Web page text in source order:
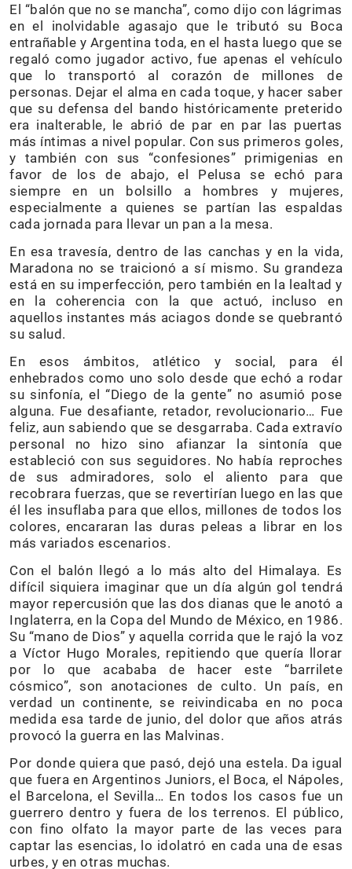
El “balón que no se mancha”, como dijo con lágrimas
en el inolvidable agasajo que le tributó su Boca
entrañable y Argentina toda, en el hasta luego que se
regaló como jugador activo, fue apenas el vehículo
que lo transportó al corazón de millones de
personas. Dejar el alma en cada toque, y hacer saber
que su defensa del bando históricamente preterido
era inalterable, le abrió de par en par las puertas
más íntimas a nivel popular. Con sus primeros goles,
y también con sus “confesiones” primigenias en
favor de los de abajo, el Pelusa se echó para
siempre en un bolsillo a hombres y mujeres,
especialmente a quienes se partían las espaldas
cada jornada para llevar un pan a la mesa.
En esa travesía, dentro de las canchas y en la vida,
Maradona no se traicionó a sí mismo. Su grandeza
está en su imperfección, pero también en la lealtad y
en la coherencia con la que actuó, incluso en
aquellos instantes más aciagos donde se quebrantó
su salud.
En esos ámbitos, atlético y social, para él
enhebrados como uno solo desde que echó a rodar
su sinfonía, el “Diego de la gente” no asumió pose
alguna. Fue desafiante, retador, revolucionario… Fue
feliz, aun sabiendo que se desgarraba. Cada extravío
personal no hizo sino afianzar la sintonía que
estableció con sus seguidores. No había reproches
de sus admiradores, solo el aliento para que
recobrara fuerzas, que se revertirían luego en las que
él les insuflaba para que ellos, millones de todos los
colores, encararan las duras peleas a librar en los
más variados escenarios.
Con el balón llegó a lo más alto del Himalaya. Es
difícil siquiera imaginar que un día algún gol tendrá
mayor repercusión que las dos dianas que le anotó a
Inglaterra, en la Copa del Mundo de México, en 1986.
Su “mano de Dios” y aquella corrida que le rajó la voz
a Víctor Hugo Morales, repitiendo que quería llorar
por lo que acababa de hacer este “barrilete
cósmico”, son anotaciones de culto. Un país, en
verdad un continente, se reivindicaba en no poca
medida esa tarde de junio, del dolor que años atrás
provocó la guerra en las Malvinas.
Por donde quiera que pasó, dejó una estela. Da igual
que fuera en Argentinos Juniors, el Boca, el Nápoles,
el Barcelona, el Sevilla… En todos los casos fue un
guerrero dentro y fuera de los terrenos. El público,
con fino olfato la mayor parte de las veces para
captar las esencias, lo idolatró en cada una de esas
urbes, y en otras muchas.